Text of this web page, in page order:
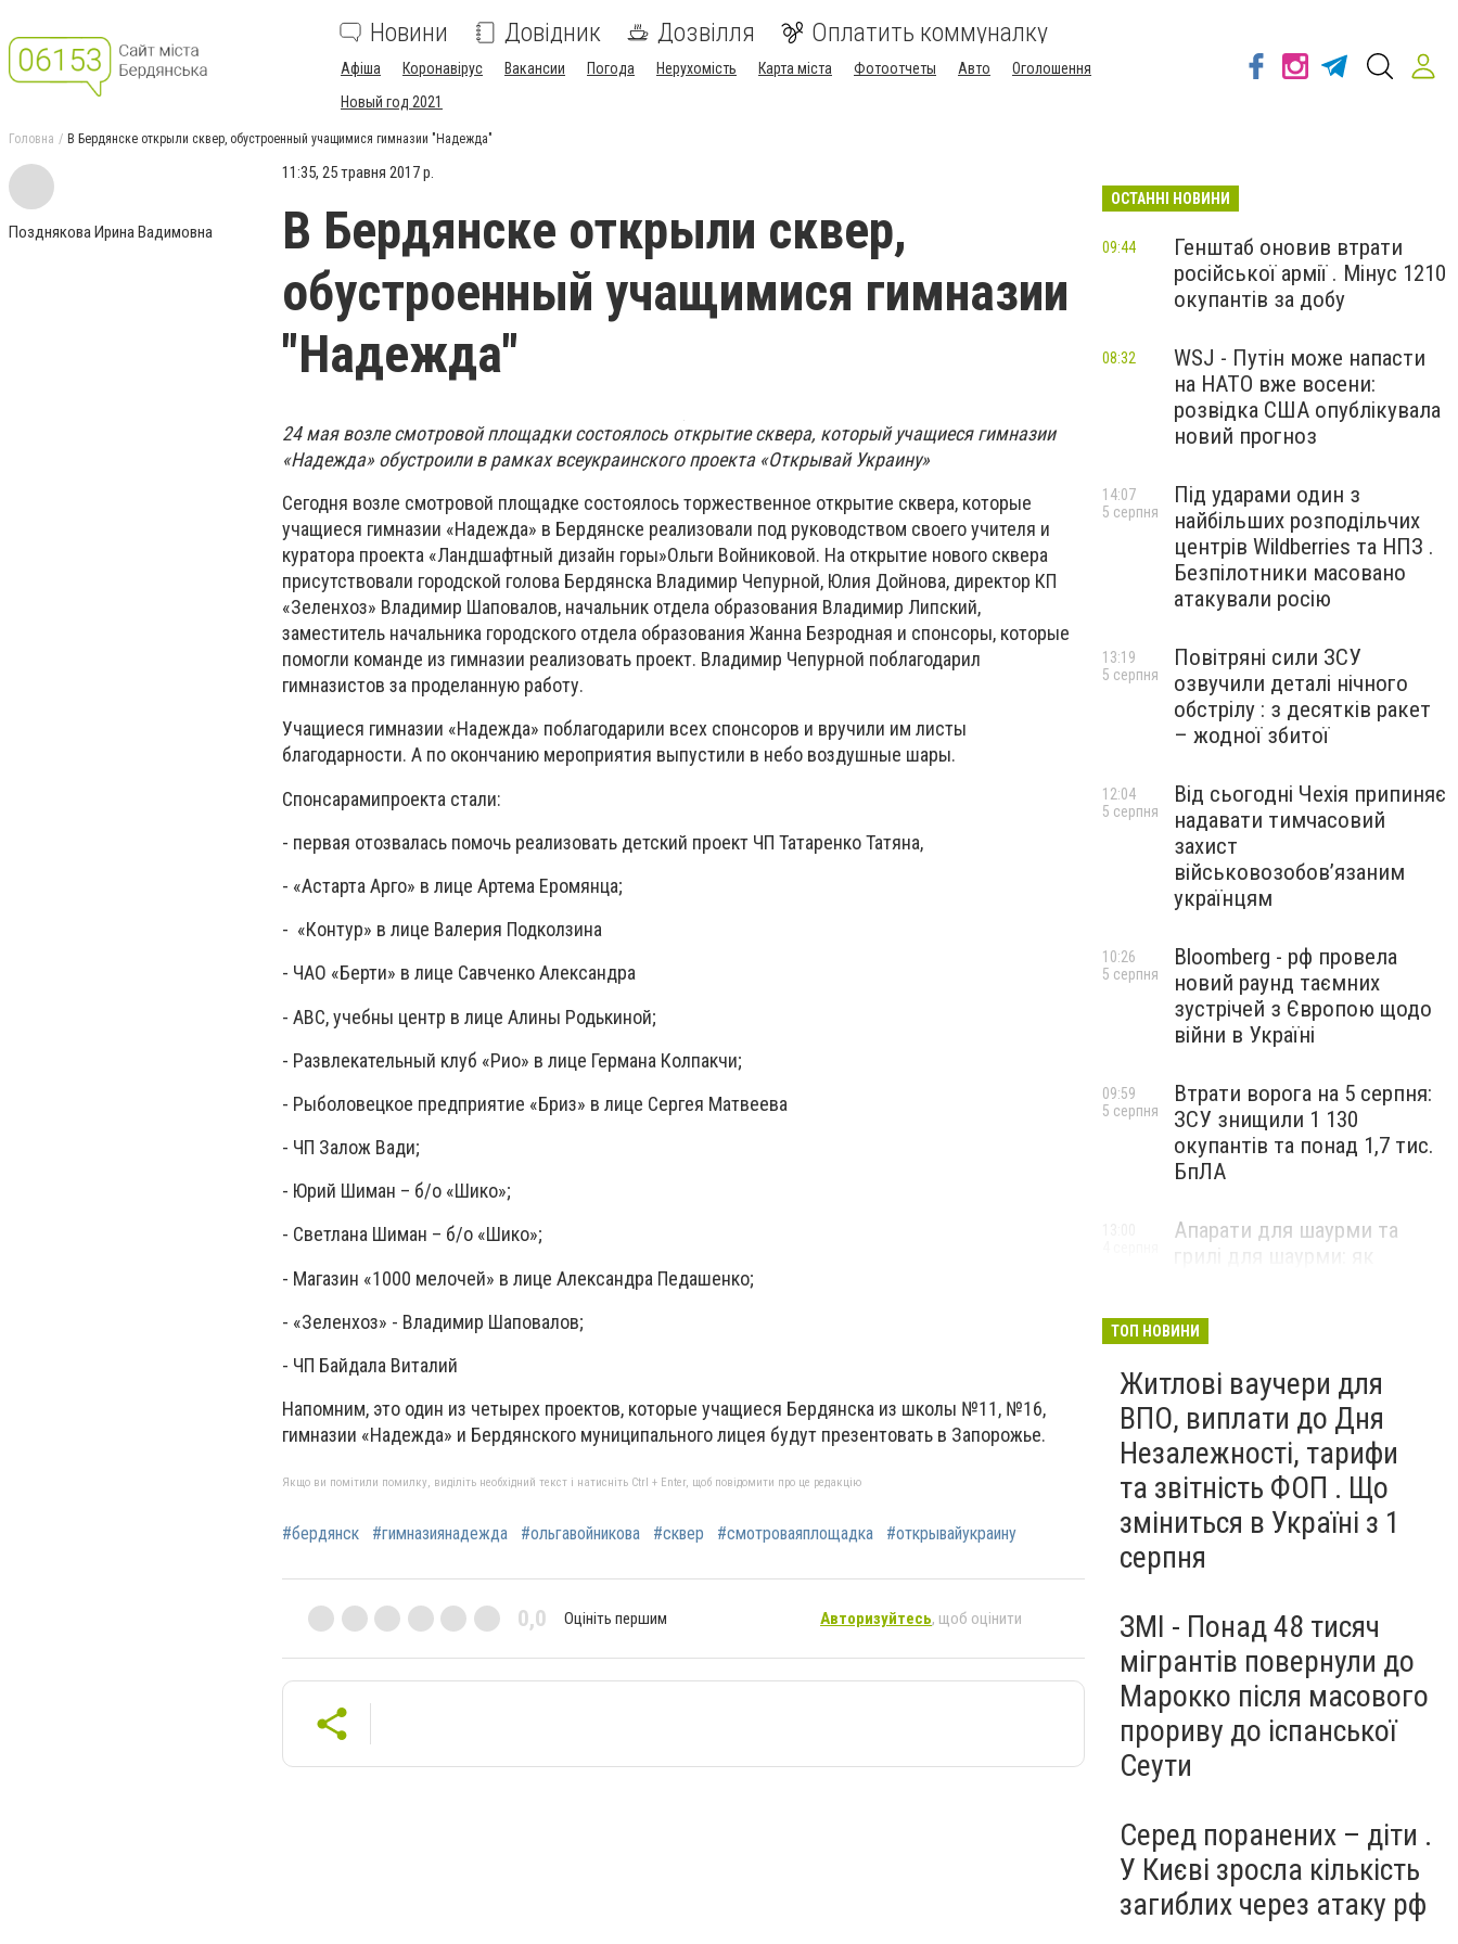
Новини Довідник Дозвілля Оплатить коммуналку
Афіша Коронавірус Вакансии Погода Нерухомість Карта міста Фотоотчеты Авто
Оголошення
Новый год 2021
Головна В Бердянске открыли сквер, обустроенный учащимися гимназии "Надежда"
Позднякова Ирина Вадимовна
11:35, 25 травня 2017 р.
В Бердянске открыли сквер,
обустроенный учащимися гимназии
"Надежда"
24 мая возле смотровой площадки состоялось открытие сквера, который учащиеся гимназии
«Надежда» обустроили в рамках всеукраинского проекта «Открывай Украину»
Сегодня возле смотровой площадке состоялось торжественное открытие сквера, которые
учащиеся гимназии «Надежда» в Бердянске реализовали под руководством своего учителя и
куратора проекта «Ландшафтный дизайн горы»Ольги Войниковой. На открытие нового сквера
присутствовали городской голова Бердянска Владимир Чепурной, Юлия Дойнова, директор КП
«Зеленхоз» Владимир Шаповалов, начальник отдела образования Владимир Липский,
заместитель начальника городского отдела образования Жанна Безродная и спонсоры, которые
помогли команде из гимназии реализовать проект. Владимир Чепурной поблагодарил
гимназистов за проделанную работу.
Учащиеся гимназии «Надежда» поблагодарили всех спонсоров и вручили им листы
благодарности. А по окончанию мероприятия выпустили в небо воздушные шары.
Спонсарамипроекта стали:
- первая отозвалась помочь реализовать детский проект ЧП Татаренко Татяна,
- «Астарта Арго» в лице Артема Еромянца;
- «Контур» в лице Валерия Подколзина
- ЧАО «Берти» в лице Савченко Александра
- АВС, учебны центр в лице Алины Родькиной;
- Развлекательный клуб «Рио» в лице Германа Колпакчи;
- Рыболовецкое предприятие «Бриз» в лице Сергея Матвеева
- ЧП Залож Вади;
- Юрий Шиман – б/о «Шико»;
- Светлана Шиман – б/о «Шико»;
- Магазин «1000 мелочей» в лице Александра Педашенко;
- «Зеленхоз» - Владимир Шаповалов;
- ЧП Байдала Виталий
Напомним, это один из четырех проектов, которые учащиеся Бердянска из школы №11, №16,
гимназии «Надежда» и Бердянского муниципального лицея будут презентовать в Запорожье.
Якщо ви помітили помилку, виділіть необхідний текст і натисніть Ctrl + Enter, щоб повідомити про це редакцію
#бердянск #гимназиянадежда #ольгавойникова #сквер #смотроваяплощадка #открывайукраину
0,0 Оцініть першим Авторизуйтесь, щоб оцінити
ОСТАННІ НОВИНИ
Генштаб оновив втрати
російської армії . Мінус 1210
окупантів за добу
09:44
WSJ - Путін може напасти
на НАТО вже восени:
розвідка США опублікувала
новий прогноз
08:32
Під ударами один з
найбільших розподільчих
центрів Wildberries та НПЗ .
Безпілотники масовано
атакували росію
14:07
5 серпня
Повітряні сили ЗСУ
озвучили деталі нічного
обстрілу : з десятків ракет
– жодної збитої
13:19
5 серпня
Від сьогодні Чехія припиняє
надавати тимчасовий
захист
військовозобов’язаним
українцям
12:04
5 серпня
Bloomberg - рф провела
новий раунд таємних
зустрічей з Європою щодо
війни в Україні
10:26
5 серпня
Втрати ворога на 5 серпня:
ЗСУ знищили 1 130
окупантів та понад 1,7 тис.
БпЛА
09:59
5 серпня
Апарати для шаурми та
роботи закладу
ТОП НОВИНИ
Житлові ваучери для
ВПО, виплати до Дня
Незалежності, тарифи
та звітність ФОП . Що
зміниться в Україні з 1
серпня
ЗМІ - Понад 48 тисяч
мігрантів повернули до
Марокко після масового
прориву до іспанської
Сеути
Серед поранених – діти .
У Києві зросла кількість
загиблих через атаку рф